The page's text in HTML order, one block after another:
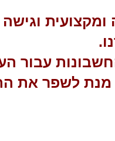
ומקצועית
עבור
מנת לשפר את